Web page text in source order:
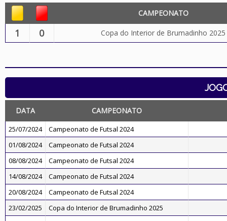
CAMPEONATO
1 0 Copa do Interior de Brumadinho 2025
DATA CAMPEONATO
25/07/2024
Campeonato de Futsal 2024
01/08/2024
Campeonato de Futsal 2024
08/08/2024
Campeonato de Futsal 2024
14/08/2024
Campeonato de Futsal 2024
20/08/2024
Campeonato de Futsal 2024
23/02/2025
Copa do Interior de Brumadinho 2025